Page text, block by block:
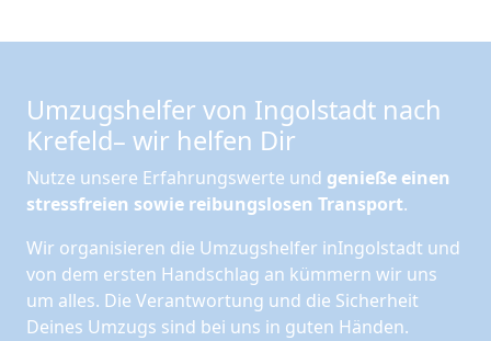
Umzugshelfer von Ingolstadt nach
Krefeld– wir helfen Dir
Nutze unsere Erfahrungswerte und genieße einen
stressfreien sowie reibungslosen Transport.
Wir organisieren die Umzugshelfer inIngolstadt und
von dem ersten Handschlag an kümmern wir uns
um alles. Die Verantwortung und die Sicherheit
Deines Umzugs sind bei uns in guten Händen.